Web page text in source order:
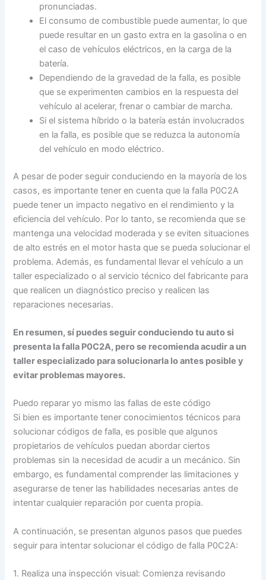
pronunciadas.
El consumo de combustible puede aumentar, lo que
puede resultar en un gasto extra en la gasolina o en
el caso de vehículos eléctricos, en la carga de la
batería.
Dependiendo de la gravedad de la falla, es posible
que se experimenten cambios en la respuesta del
vehículo al acelerar, frenar o cambiar de marcha.
Si el sistema híbrido o la batería están involucrados
en la falla, es posible que se reduzca la autonomía
del vehículo en modo eléctrico.
A pesar de poder seguir conduciendo en la mayoría de los
casos, es importante tener en cuenta que la falla P0C2A
puede tener un impacto negativo en el rendimiento y la
eficiencia del vehículo. Por lo tanto, se recomienda que se
mantenga una velocidad moderada y se eviten situaciones
de alto estrés en el motor hasta que se pueda solucionar el
problema. Además, es fundamental llevar el vehículo a un
taller especializado o al servicio técnico del fabricante para
que realicen un diagnóstico preciso y realicen las
reparaciones necesarias.
En resumen, sí puedes seguir conduciendo tu auto si
presenta la falla P0C2A, pero se recomienda acudir a un
taller especializado para solucionarla lo antes posible y
evitar problemas mayores.
Puedo reparar yo mismo las fallas de este código
Si bien es importante tener conocimientos técnicos para
solucionar códigos de falla, es posible que algunos
propietarios de vehículos puedan abordar ciertos
problemas sin la necesidad de acudir a un mecánico. Sin
embargo, es fundamental comprender las limitaciones y
asegurarse de tener las habilidades necesarias antes de
intentar cualquier reparación por cuenta propia.
A continuación, se presentan algunos pasos que puedes
seguir para intentar solucionar el código de falla P0C2A:
1. Realiza una inspección visual: Comienza revisando